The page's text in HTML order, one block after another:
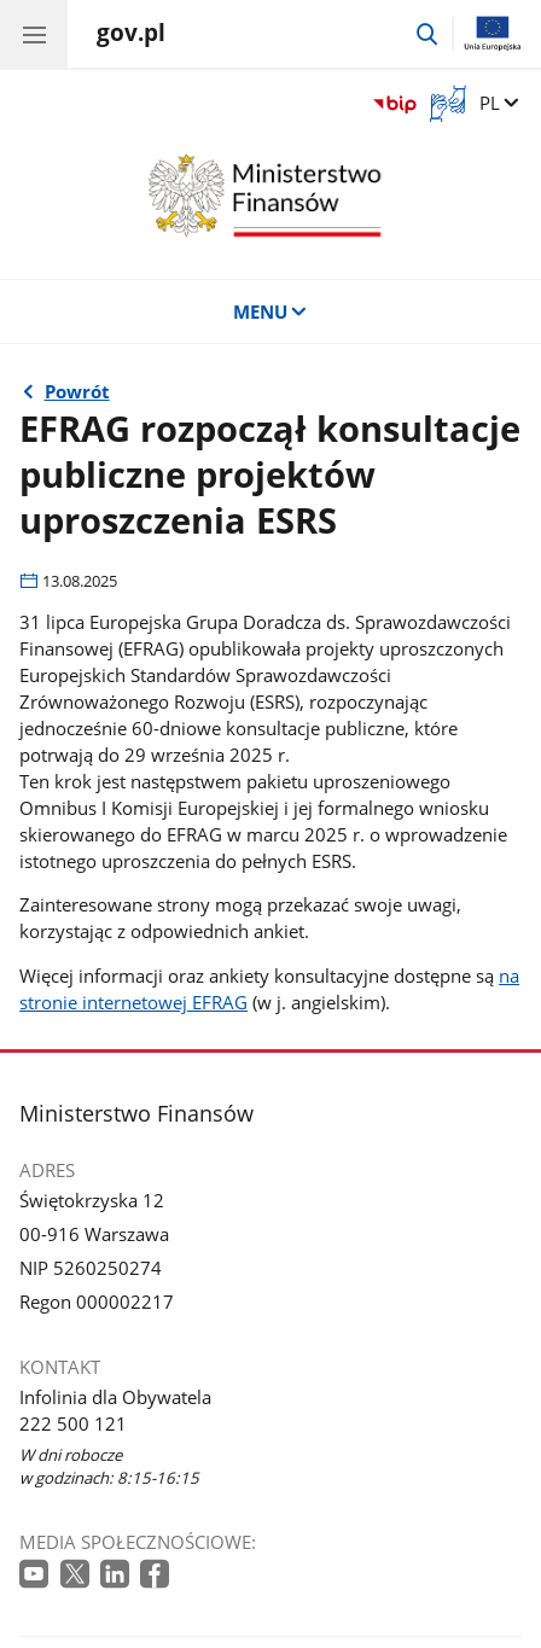
gov.pl
przejdź
Otwórz
okno
Zmień
PL
MENU
Powrót
EFRAG rozpoczął konsultacje
publiczne projektów
uproszczenia ESRS
13.08.2025
31 lipca Europejska Grupa Doradcza ds. Sprawozdawczości
Finansowej (EFRAG) opublikowała projekty uproszczonych
Europejskich Standardów Sprawozdawczości
Zrównoważonego Rozwoju (ESRS), rozpoczynając
jednocześnie 60-dniowe konsultacje publiczne, które
potrwają do 29 września 2025 r.
Ten krok jest następstwem pakietu uproszeniowego
Omnibus I Komisji Europejskiej i jej formalnego wniosku
skierowanego do EFRAG w marcu 2025 r. o wprowadzenie
istotnego uproszczenia do pełnych ESRS.
Zainteresowane strony mogą przekazać swoje uwagi,
korzystając z odpowiednich ankiet.
Więcej informacji oraz ankiety konsultacyjne dostępne są na
stronie internetowej EFRAG (w j. angielskim).
stopka
Ministerstwo Finansów
ADRES
Świętokrzyska 12
00-916 Warszawa
NIP 5260250274
Regon 000002217
KONTAKT
Infolinia dla Obywatela
222 500 121
W dni robocze
w godzinach: 8:15-16:15
MEDIA SPOŁECZNOŚCIOWE: